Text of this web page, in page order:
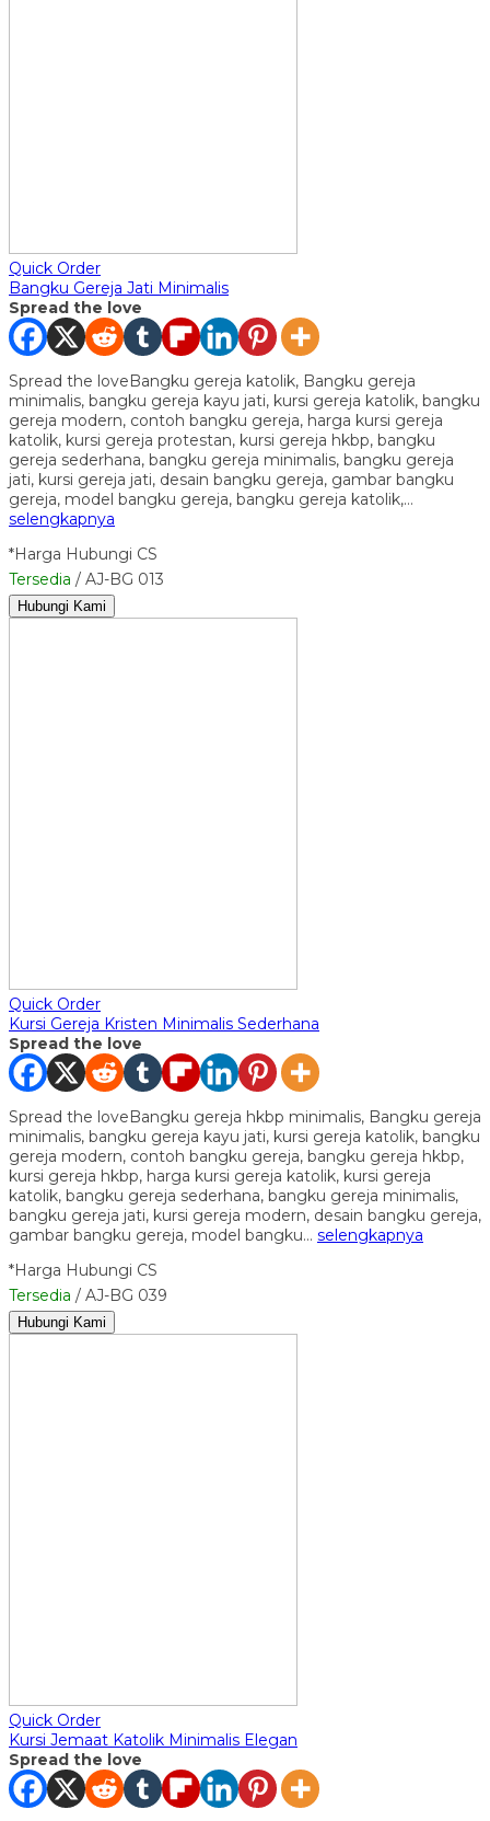
Quick Order
Bangku Gereja Jati Minimalis
Spread the love
Spread the loveBangku gereja katolik, Bangku gereja
minimalis, bangku gereja kayu jati, kursi gereja katolik, bangku
gereja modern, contoh bangku gereja, harga kursi gereja
katolik, kursi gereja protestan, kursi gereja hkbp, bangku
gereja sederhana, bangku gereja minimalis, bangku gereja
jati, kursi gereja jati, desain bangku gereja, gambar bangku
gereja, model bangku gereja, bangku gereja katolik,…
selengkapnya
*Harga Hubungi CS
Tersedia / AJ-BG 013
Hubungi Kami
Quick Order
Kursi Gereja Kristen Minimalis Sederhana
Spread the love
Spread the loveBangku gereja hkbp minimalis, Bangku gereja
minimalis, bangku gereja kayu jati, kursi gereja katolik, bangku
gereja modern, contoh bangku gereja, bangku gereja hkbp,
kursi gereja hkbp, harga kursi gereja katolik, kursi gereja
katolik, bangku gereja sederhana, bangku gereja minimalis,
bangku gereja jati, kursi gereja modern, desain bangku gereja,
gambar bangku gereja, model bangku… selengkapnya
*Harga Hubungi CS
Tersedia / AJ-BG 039
Hubungi Kami
Quick Order
Kursi Jemaat Katolik Minimalis Elegan
Spread the love